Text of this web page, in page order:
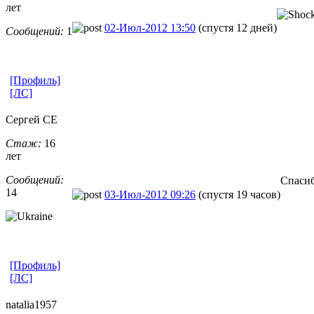
лет
Сообщений: 1 02-Июл-2012 13:50 (спустя 12 дней)
[Профиль]
[ЛС]
Сергей CE
Стаж: 16
лет
Сообщений:
14
03-Июл-2012 09:26 (спустя 19 часов)
[Профиль]
[ЛС]
natalia1957